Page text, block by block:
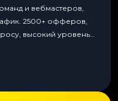
и вебмастеров,
2500+ офферов,
высокий уровень